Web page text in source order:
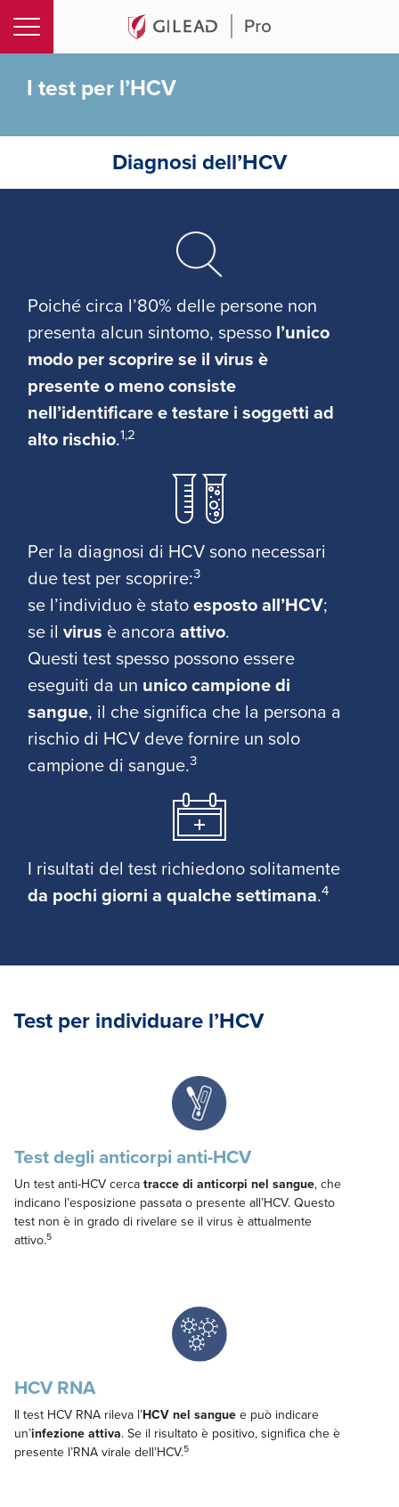
Test per l'HCV
I test per l’HCV
Diagnosi dell’HCV
Poiché circa l’80% delle persone non
presenta alcun sintomo, spesso l’unico
modo per scoprire se il virus è
presente o meno consiste
nell’identificare e testare i soggetti ad
alto rischio.1,2
Per la diagnosi di HCV sono necessari
due test per scoprire:3
se l’individuo è statoesposto all’HCV;
se il virus è ancora attivo.
Questi test spesso possono essere
eseguiti da un unico campione di
sangue, il che significa che la persona a
rischio di HCV deve fornire un solo
campione di sangue.3
I risultati del test richiedono solitamente
da pochi giorni a qualche settimana.4
Test per individuare l’HCV
Test degli anticorpi anti-HCV
Un test anti-HCV cerca tracce di anticorpi nel sangue, che
indicano l’esposizione passata o presente all’HCV. Questo
test non è in grado di rivelare se il virus è attualmente
attivo.5
HCV RNA
Il test HCV RNA rileva l’HCV nel sangue e può indicare
un’infezione attiva. Se il risultato è positivo, significa che è
presente l’RNA virale dell’HCV.5